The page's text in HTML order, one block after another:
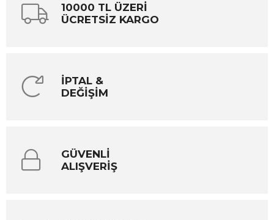
10000 TL ÜZERİ
ÜCRETSİZ KARGO
İPTAL &
DEĞİŞİM
GÜVENLİ
ALIŞVERİŞ